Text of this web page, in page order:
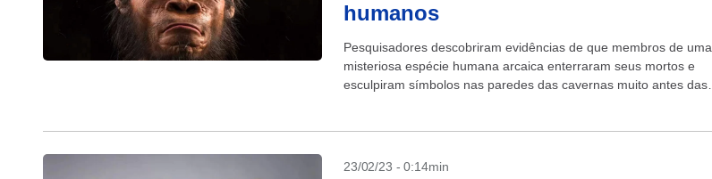
humanos
Pesquisadores descobriram evidências de que membros de uma
misteriosa espécie humana arcaica enterraram seus mortos e
esculpiram símbolos nas paredes das cavernas muito antes das
23/02/23 - 0:14min